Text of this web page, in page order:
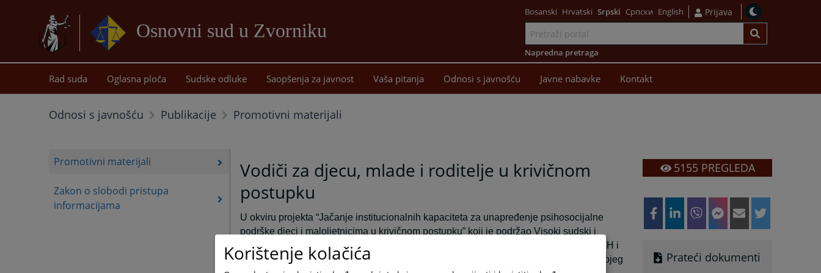
Osnovni sud u Zvorniku
sadržaj
Bosanski Hrvatski Srpski Српски English Prijava
Napredna pretraga
Rad suda Oglasna ploča Sudske odluke Saopšenja za javnost Vaša pitanja Odnosi s javnošću Javne nabavke Kontakt
Odnosi s javnošću Publikacije Promotivni materijali
Promotivni materijali
Zakon o slobodi pristupa
informacijama
Vodiči za djecu, mlade i roditelje u krivičnom
postupku
U okviru projekta “Jačanje institucionalnih kapaciteta za unapređenje psihosocijalne
podrške djeci i maloljetnicima u krivičnom postupku” koji je podržao Visoki sudski i
tužilački savjet BiH, a implementira ga Društvo Psihologa RS, Društvo Psihologa FBiH i
Društvo psihologa BD u okviru sveobuhvatnijeg programa “Pravda za svako dijete” kojeg
5155PREGLEDA
Prateći dokumenti
Korištenje kolačića